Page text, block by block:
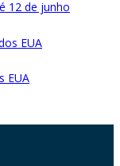
12 de junho
EUA